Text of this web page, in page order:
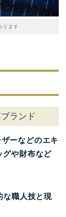
ります
ランド
ーなどのエキ
グや財布など
な職人技と現